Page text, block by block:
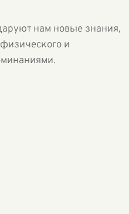
нам новые знания,
и